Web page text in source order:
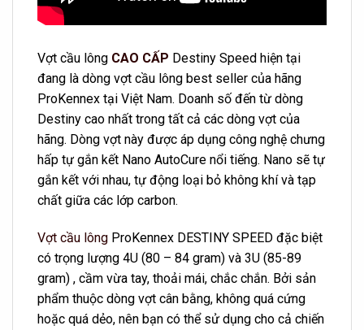
Vợt cầu lông CAO CẤP Destiny Speed hiện tại
đang là dòng vợt cầu lông best seller của hãng
ProKennex tại Việt Nam. Doanh số đến từ dòng
Destiny cao nhất trong tất cả các dòng vợt của
hãng. Dòng vợt này được áp dụng công nghệ chưng
hấp tự gắn kết Nano AutoCure nổi tiếng. Nano sẽ tự
gắn kết với nhau, tự động loại bỏ không khí và tạp
chất giữa các lớp carbon.
Vợt cầu lông ProKennex DESTINY SPEED đặc biệt
có trọng lượng 4U (80 – 84 gram) và 3U (85-89
gram) , cầm vừa tay, thoải mái, chắc chắn. Bởi sản
phẩm thuộc dòng vợt cân bằng, không quá cứng
hoặc quá dẻo, nên bạn có thể sử dụng cho cả chiến